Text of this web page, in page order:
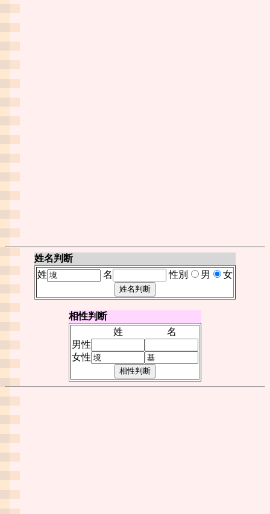
姓名判断
姓
名 性別 男 女
相性判断
姓
名
男性
女性